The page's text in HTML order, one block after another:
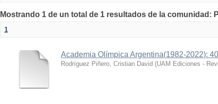
Mostrando 1 de un total de 1 resultados de la
1
Academia Olímpica Argentina(1982-2022):
Rodríguez Piñero, Cristian David (UAM Ediciones -